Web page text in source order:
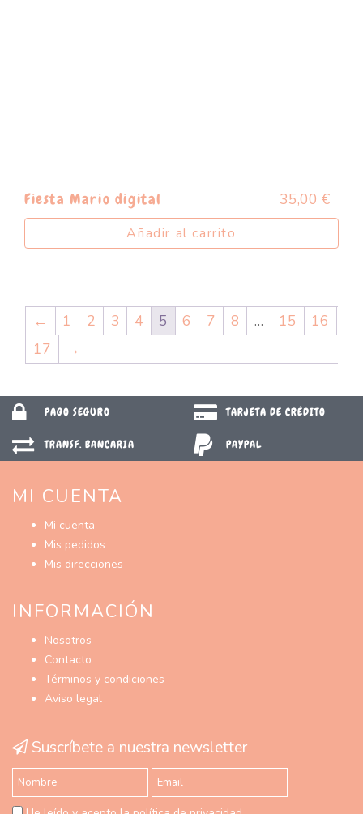
Fiesta Mario digital 35,00€
Añadir al carrito
← 1 2 3 4 5 6 7 8 … 15
16
17
→
PAGO SEGURO TARJETA DE CRÉDITO
TRANSF. BANCARIA PAYPAL
MI CUENTA
Mi cuenta
Mis pedidos
Mis direcciones
INFORMACIÓN
Nosotros
Contacto
Términos y condiciones
Aviso legal
Suscríbete a nuestra newsletter